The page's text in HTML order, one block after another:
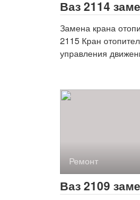
Ваз 2114
Замена крана
2115 Кран
управления
Ремонт
Ваз 2109